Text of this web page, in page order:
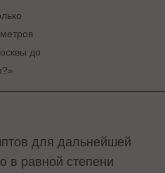
до
для дальнейшей
в равной степени